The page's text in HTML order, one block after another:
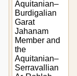
Aquitanian–
Burdigalian
Garat
Jahanam
Member and
the
Aquitanian–
Serravallian